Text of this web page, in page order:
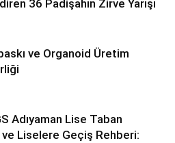
36 Padişahın Zirve Yarışı
ve Organoid Üretim
Adıyaman Lise Taban
ve Liselere Geçiş Rehberi: